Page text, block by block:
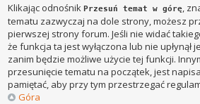
Klikając odnośnikPrzesuń temat w górę,
tematu zazwyczaj na dole strony, możesz
pierwszej strony forum. Jeśli nie widać
że funkcja ta jest wyłączona lub nie upłynął
zanim będzie możliwe użycie tej funkcji.
przesunięcie tematu na początek, jest
pamiętać, aby przy tym przestrzegać
Góra